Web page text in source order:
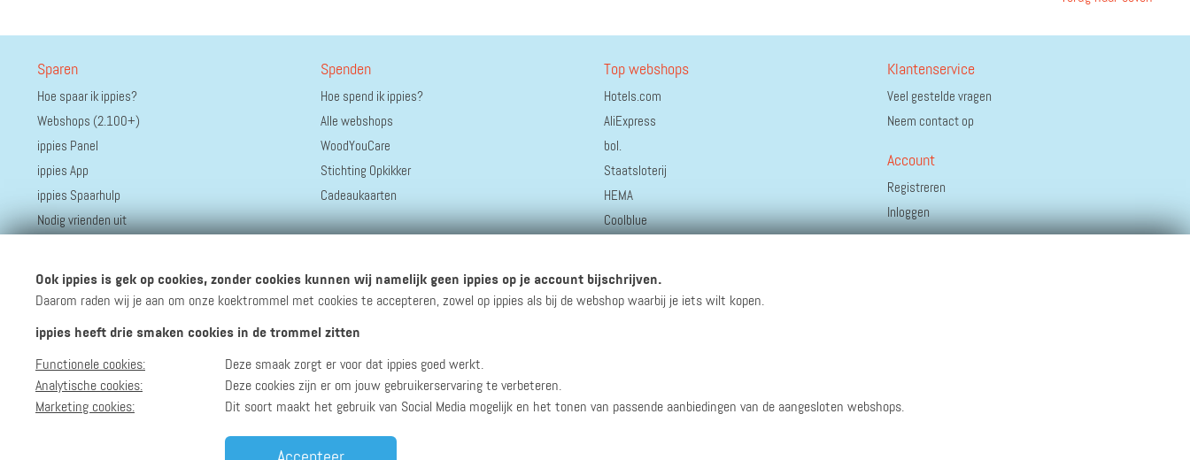
Sparen
Hoe spaar ik ippies?
Webshops (2.100+)
ippies Panel
ippies App
ippies Spaarhulp
Nodig vrienden uit
Spenden
Hoe spend ik ippies?
Alle webshops
WoodYouCare
Stichting Opkikker
Cadeaukaarten
Top webshops
Hotels.com
AliExpress
bol.
Staatsloterij
HEMA
Coolblue
Bonprix
Klantenservice
Veel gestelde vragen
Neem contact op
Account
Registreren
Inloggen
Volg ippies Blijf op de hoogte van het groeiende aantal winkels, winacties en andere updates!
Ook ippies is gek op cookies, zonder cookies kunnen wij namelijk geen ippies op je account bijschrijven.
Daarom raden wij je aan om onze koektrommel met cookies te accepteren, zowel op ippies als bij de webshop waarbij je iets wilt kopen.
ippies heeft drie smaken cookies in de trommel zitten
Functionele cookies:
Deze smaak zorgt er voor dat ippies goed werkt.
Analytische cookies:
Deze cookies zijn er om jouw gebruikerservaring te verbeteren.
Marketing cookies:
Dit soort maakt het gebruik van Social Media mogelijk en het tonen van passende aanbiedingen van de aangesloten webshops.